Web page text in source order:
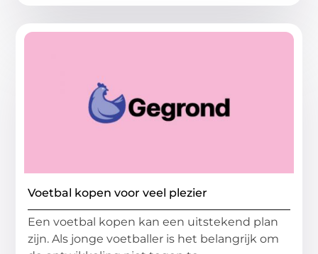
Voetbal kopen voor veel plezier
Een voetbal kopen kan een uitstekend plan
zijn. Als jonge voetballer is het belangrijk om